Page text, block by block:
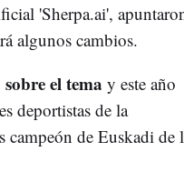
'Sherpa.ai',
algunos cambios.
el tema y este año
deportistas de la
de Euskadi de